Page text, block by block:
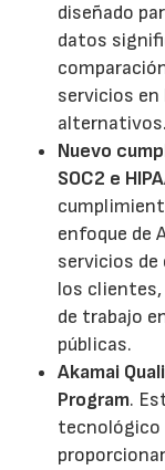
diseñado
datos
servicios en
alternativos.
Nuevo
SOC2 e
enfoque de
servicios
los
de trabajo
públicas.
Akamai
Program.
tecnológico